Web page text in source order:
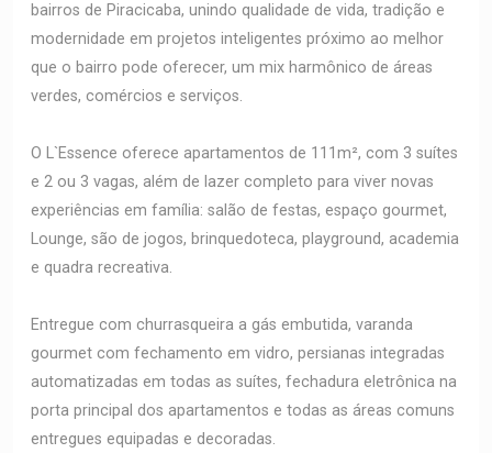
bairros de Piracicaba, unindo qualidade de vida, tradição e
modernidade em projetos inteligentes próximo ao melhor
que o bairro pode oferecer, um mix harmônico de áreas
verdes, comércios e serviços.
O L`Essence oferece apartamentos de 111m², com 3 suítes
e 2 ou 3 vagas, além de lazer completo para viver novas
experiências em família: salão de festas, espaço gourmet,
Lounge, são de jogos, brinquedoteca, playground, academia
e quadra recreativa.
Entregue com churrasqueira a gás embutida, varanda
gourmet com fechamento em vidro, persianas integradas
automatizadas em todas as suítes, fechadura eletrônica na
porta principal dos apartamentos e todas as áreas comuns
entregues equipadas e decoradas.